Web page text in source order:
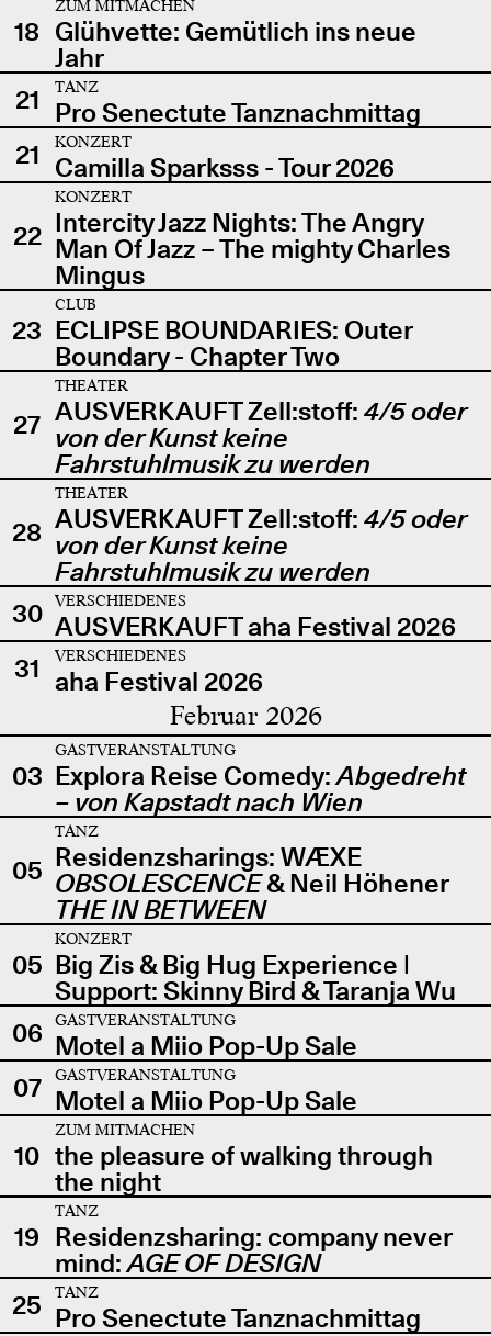
18
ZUM MITMACHEN
Glühvette: Gemütlich ins neue
Jahr
21
TANZ
Pro Senectute Tanznachmittag
21
KONZERT
Camilla Sparksss - Tour 2026
22
KONZERT
Intercity Jazz Nights: The Angry
Man Of Jazz – The mighty Charles
Mingus
23
CLUB
ECLIPSE BOUNDARIES: Outer
Boundary - Chapter Two
27
THEATER
AUSVERKAUFT Zell:stoff: 4/5 oder
von der Kunst keine
Fahrstuhlmusik zu werden
28
THEATER
AUSVERKAUFT Zell:stoff: 4/5 oder
von der Kunst keine
Fahrstuhlmusik zu werden
30
VERSCHIEDENES
AUSVERKAUFT aha Festival 2026
31
VERSCHIEDENES
aha Festival 2026
Februar 2026
03
GASTVERANSTALTUNG
Explora Reise Comedy:Abgedreht
– von Kapstadt nach Wien
05
TANZ
Residenzsharings: WÆXE
OBSOLESCENCE& Neil Höhener
THE IN BETWEEN
05
KONZERT
Big Zis & Big Hug Experience |
Support: Skinny Bird & Taranja Wu
06
GASTVERANSTALTUNG
Motel a Miio Pop-Up Sale
07
GASTVERANSTALTUNG
Motel a Miio Pop-Up Sale
10
ZUM MITMACHEN
the pleasure of walking through
the night
19
TANZ
Residenzsharing: company never
mind:AGE OF DESIGN
25
TANZ
Pro Senectute Tanznachmittag